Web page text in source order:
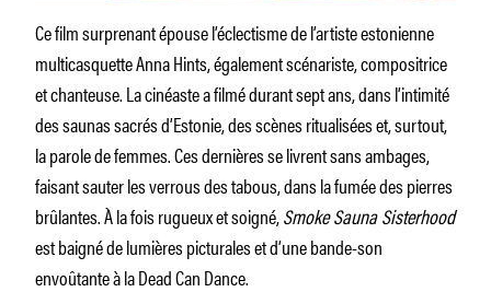
Ce film surprenant épouse l’éclectisme de l’artiste estonienne
multicasquette Anna Hints, également scénariste, compositrice
et chanteuse. La cinéaste a filmé durant sept ans, dans l’intimité
des saunas sacrés d’Estonie, des scènes ritualisées et, surtout,
la parole de femmes. Ces dernières se livrent sans ambages,
faisant sauter les verrous des tabous, dans la fumée des pierres
brûlantes. À la fois rugueux et soigné,Smoke Sauna Sisterhood
est baigné de lumières picturales et d’une bande-son
envoûtante à la Dead Can Dance.